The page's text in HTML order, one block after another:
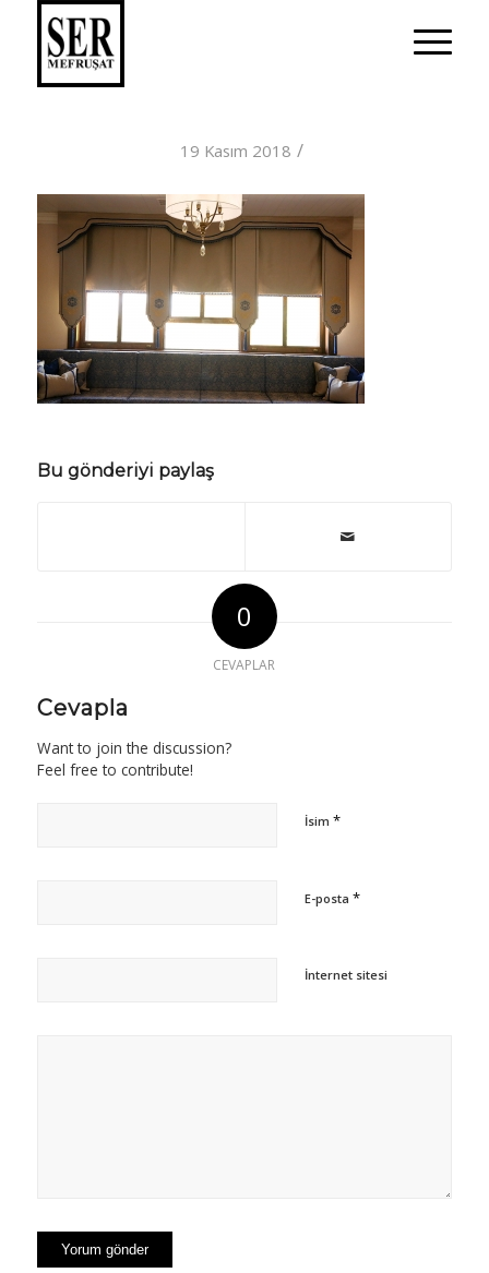
19 Kasım 2018 /
Bu gönderiyi paylaş
0
CEVAPLAR
Cevapla
Want to join the discussion?
Feel free to contribute!
İsim *
E-posta *
İnternet sitesi